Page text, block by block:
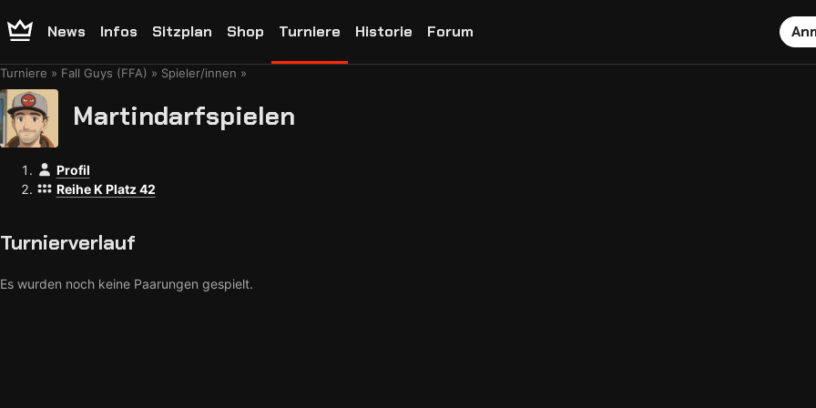
News Infos Sitzplan Shop Turniere Historie Forum
Turniere Fall Guys (FFA) Spieler/innen
Martindarfspielen
Profil
Reihe K Platz 42
Turnierverlauf
Es wurden noch keine Paarungen gespielt.